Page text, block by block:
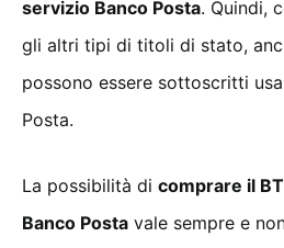
servizio Banco Posta. Quindi,
gli altri tipi di titoli di stato,
possono essere sottoscritti
Posta.
La possibilità di comprare il
Banco Posta vale sempre e